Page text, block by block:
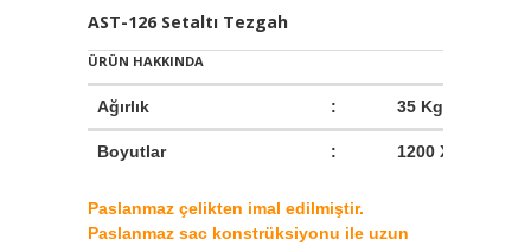
AST-126 Setaltı Tezgah
ÜRÜN HAKKINDA
Ağırlık : 35 Kg
Boyutlar : 1200 X 500 X
Paslanmaz çelikten imal edilmiştir.
Paslanmaz sac konstrüksiyonu ile uzun